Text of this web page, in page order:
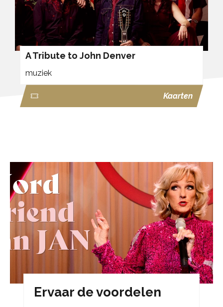
A Tribute to John Denver
muziek
Kaarten
Ervaar de voordelen